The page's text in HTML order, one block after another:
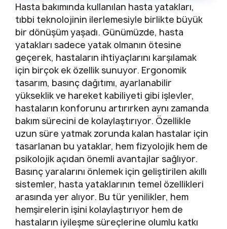
Hasta bakımında kullanılan hasta yatakları,
tıbbi teknolojinin ilerlemesiyle birlikte büyük
bir dönüşüm yaşadı. Günümüzde, hasta
yatakları sadece yatak olmanın ötesine
geçerek, hastaların ihtiyaçlarını karşılamak
için birçok ek özellik sunuyor. Ergonomik
tasarım, basınç dağıtımı, ayarlanabilir
yükseklik ve hareket kabiliyeti gibi işlevler,
hastaların konforunu artırırken aynı zamanda
bakım sürecini de kolaylaştırıyor. Özellikle
uzun süre yatmak zorunda kalan hastalar için
tasarlanan bu yataklar, hem fizyolojik hem de
psikolojik açıdan önemli avantajlar sağlıyor.
Basınç yaralarını önlemek için geliştirilen akıllı
sistemler, hasta yataklarının temel özellikleri
arasında yer alıyor. Bu tür yenilikler, hem
hemşirelerin işini kolaylaştırıyor hem de
hastaların iyileşme süreçlerine olumlu katkı